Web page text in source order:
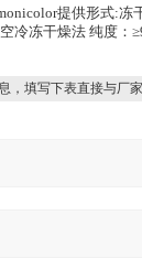
提供形式:冻
冷冻干燥法 纯度：
，填写下表直接与厂家